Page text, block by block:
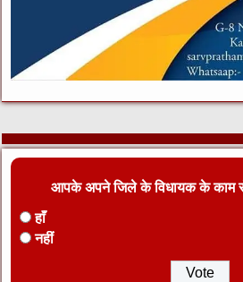
आपके अपने जिले के विधायक के काम
हाँ
नहीं